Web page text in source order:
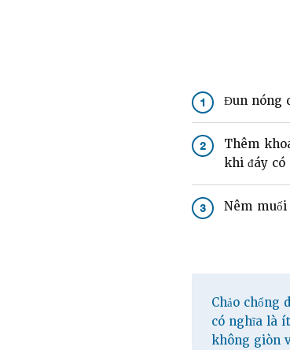
1 Đun nóng
2
Thêm
khi đáy có
3 Nêm
Chảo chống
có nghĩa là
không giòn